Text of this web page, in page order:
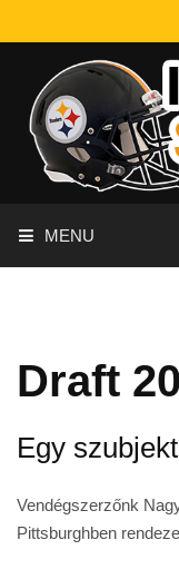
MENU
Draft
Egy
Vendégszerzőnk
Pittsburghben